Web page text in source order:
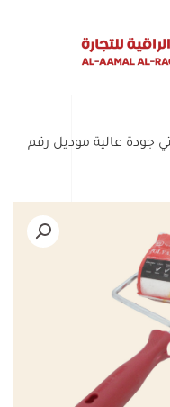
جودة عالية موديل رقم